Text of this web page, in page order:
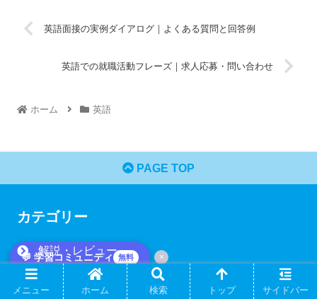
💬 学習コミュニティ 無料 ×
英語面接の実例ダイアログ｜よくある質問と回答例
英語での就職活動フレーズ｜求人応募・問い合わせ
ホーム 英語
PAGE TOP
カテゴリー
解説・レビュー
メニュー ホーム 検索 トップ サイドバー